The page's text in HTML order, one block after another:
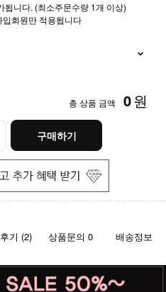
니다. (최소주문수량 1개 이상)
회원만 적용됩니다
총 상품 금액 0원
구매하기
기 (2) 상품문의 0 배송정보